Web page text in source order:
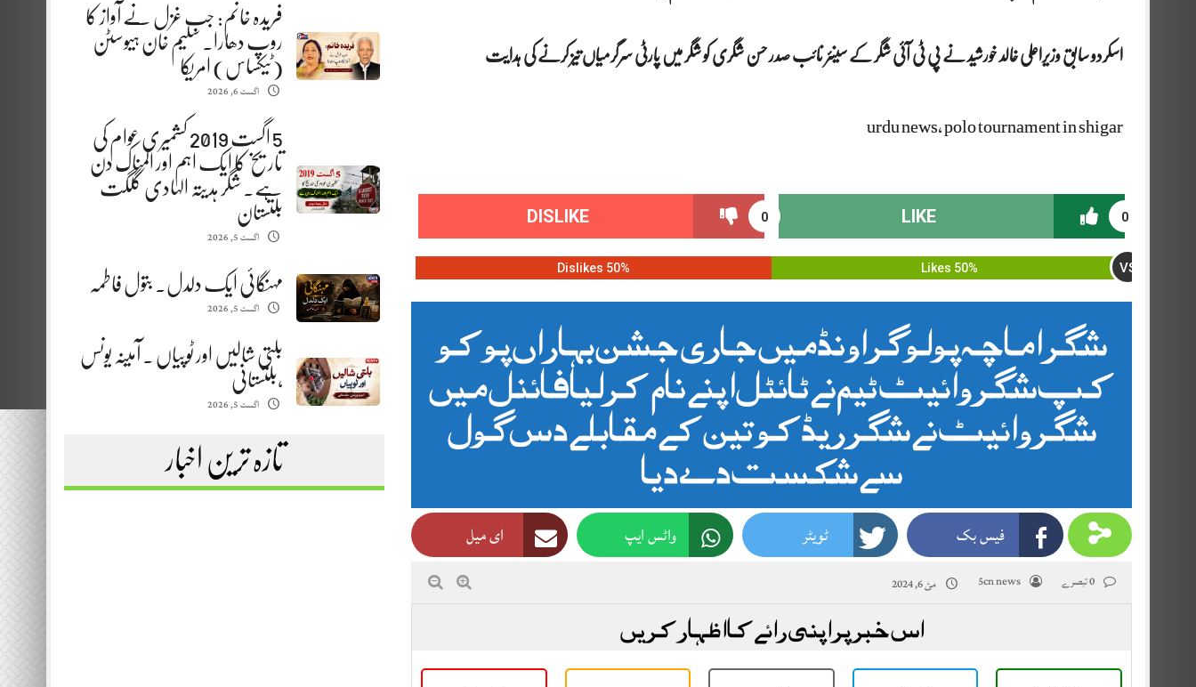
فریدہ خانم: جب غزل نے آواز کا
روپ دھارا. سلیم خان ہیوسٹن
(ٹیکساس) امریکا
اگست 6, 2026
5 اگست 2019 کشمیری عوام کی
تاریخ کا ایک اہم اور المناک دن
ہے. شگر ہدیتہ الہادی گلگت
بلتستان
اگست 5, 2026
مہنگائی ایک دلدل. بتول فاطمہ
اگست 5, 2026
بلتی شالیں اور ٹوپیاں . آمینہ یونس
،بلتستانی
اگست 5, 2026
تازہ ترین اخبار
اسکردو سابق وزیراعلی خالد خورشید نے پی ٹی آئی شگر کے سینئر نائب صدر حسن شگری کو شگر میں پارٹی سرگرمیاں تیز کرنے کی ہدایت
urdu news, polo tournament in shigar
0
LIKE
0
DISLIKE
50% Likes VS
50% Dislikes
شگر اماچہ پولو گراونڈ میں جاری جشن بہاراں پوکو
کپ شگر وائیٹ ٹیم نےٹائٹل اپنے نام کرلیا فائنل میں
شگر وائیٹ نے شگر ریڈ کو تین کے مقابلے دس گول
سے شکست دے دیا
فیس بک ٹویٹر واٹس ایپ ای میل
5cn news مئ 6, 2024
اس خبر پر اپنی رائے کا اظہار کریں